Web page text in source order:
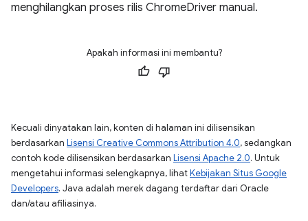
menghilangkan proses rilis ChromeDriver manual.
Apakah informasi ini membantu?
Kecuali dinyatakan lain, konten di halaman ini dilisensikan
berdasarkan Lisensi Creative Commons Attribution 4.0, sedangkan
contoh kode dilisensikan berdasarkan Lisensi Apache 2.0. Untuk
mengetahui informasi selengkapnya, lihatKebijakan Situs Google
Developers. Java adalah merek dagang terdaftar dari Oracle
dan/atau afiliasinya.